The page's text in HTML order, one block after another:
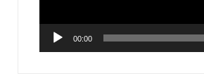
00:00